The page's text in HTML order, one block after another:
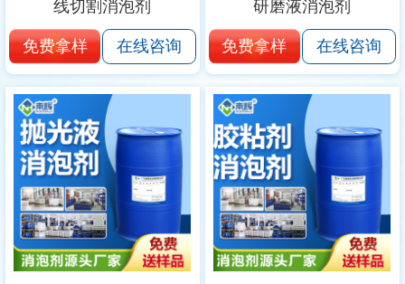
线切割消泡剂
免费拿样 在线咨询
研磨液消泡剂
免费拿样 在线咨询